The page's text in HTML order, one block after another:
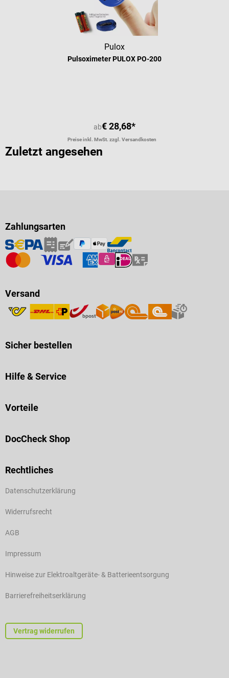
Pulox
Pulsoximeter PULOX PO-200
ab€ 28,68*
Preise inkl. MwSt. zzgl. Versandkosten
Zuletzt angesehen
Zahlungsarten
Versand
Sicher bestellen
Hilfe & Service
Vorteile
DocCheck Shop
Rechtliches
Datenschutzerklärung
Widerrufsrecht
AGB
Impressum
Hinweise zur Elektroaltgeräte- & Batterieentsorgung
Barrierefreiheitserklärung
Vertrag widerrufen